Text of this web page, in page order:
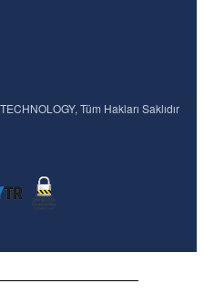
Tüm Hakları Saklıdır